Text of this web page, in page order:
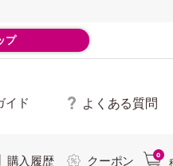
プ
イド よくある質問
購入履歴 クーポン 0